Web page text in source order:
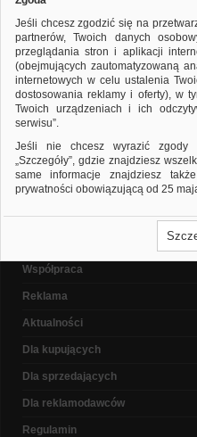
PODPOWIEDZI
Zmień kryteria wyszukiwania
ponownie
Sprawdź, czy wszystkie słowa
Spróbuj użyć innych słów
Popularne marki
O nas
Współpraca
Reklama
Aktualności
Dla kupujących
Dla sprzedających
Dla reklamodawców
Regulamin
Jeśli chcesz zgodzić się na
partnerów, Twoich danych
przeglądania stron i aplikacji
(obejmujących zautomatyzowaną
internetowych w celu ustalenia
dostosowania reklamy i oferty), w
Twoich urządzeniach i ich
serwisu”.
Jeśli nie chcesz wyrazić zgody
„Szczegóły”, gdzie znajdziesz
same informacje znajdziesz
prywatności obowiązującą od 25
wcześniejsza zgoda której
Państwa zgoda jest dobrowolna
Polityka prywatności (rozwiń)
Klauzula Informacyjna (rozwiń)
Lista Zaufanych Partnerów